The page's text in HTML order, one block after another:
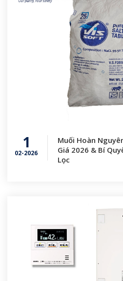
1
02-2026
Muối Hoàn
Giá 2026 & Bí
Lọc